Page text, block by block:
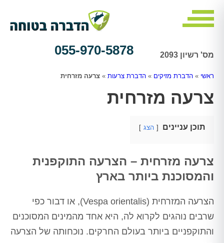
מס' רשיון 2093 055-970-5878
ראשי » הדברת מזיקים » הדברת צרעות » צרעה מזרחית
צרעה מזרחית
תוכן עניינים הצג
צרעה מזרחית – הצרעה התוקפנית
והמסוכנת ביותר בארץ
הצרעה המזרחית (Vespa orientalis), או דבור כפי
שרבים נוהגים לקרוא לה, היא אחד מהמינים המסוכנים
והתוקפניים ביותר בעולם החרקים. נוכחותה של הצרעה